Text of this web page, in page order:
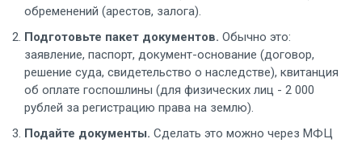
обременений (арестов, залога).
Подготовьте пакет документов. Обычно это:
заявление, паспорт, документ-основание (договор,
решение суда, свидетельство о наследстве), квитанция
об оплате госпошлины (для физических лиц - 2 000
рублей за регистрацию права на землю).
Подайте документы. Сделать это можно через МФЦ